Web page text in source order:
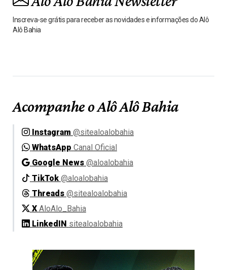
Inscreva-se grátis para receber as novidades e informações do Alô
Alô Bahia
Acompanhe o Alô Alô Bahia
Instagram @sitealoalobahia
WhatsApp Canal Oficial
Google News @aloalobahia
TikTok @aloalobahia
Threads @sitealoalobahia
X AloAlo_Bahia
LinkedIN sitealoalobahia